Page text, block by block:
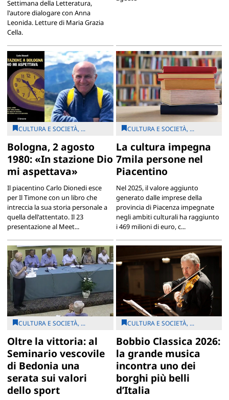
Settimana della Letteratura,
l'autore dialogare con Anna
Leonida. Letture di Maria Grazia
Cella.
CULTURA E SOCIETÀ, ...
Bologna, 2 agosto
1980: «In stazione Dio
mi aspettava»
Il piacentino Carlo Dionedi esce
per Il Timone con un libro che
intreccia la sua storia personale a
quella dell'attentato. Il 23
presentazione al Meet...
CULTURA E SOCIETÀ, ...
La cultura impegna
7mila persone nel
Piacentino
Nel 2025, il valore aggiunto
generato dalle imprese della
provincia di Piacenza impegnate
negli ambiti culturali ha raggiunto
i 469 milioni di euro, c...
CULTURA E SOCIETÀ, ...
Oltre la vittoria: al
Seminario vescovile
di Bedonia una
serata sui valori
dello sport
CULTURA E SOCIETÀ, ...
Bobbio Classica 2026:
la grande musica
incontra uno dei
borghi più belli
d’Italia